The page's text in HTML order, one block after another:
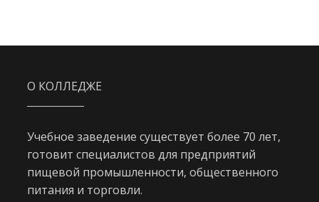
О КОЛЛЕДЖЕ
Учебное заведение существует более 70 лет,
готовит специалистов для предприятий
пищевой промышленности, общественного
питания и торговли.